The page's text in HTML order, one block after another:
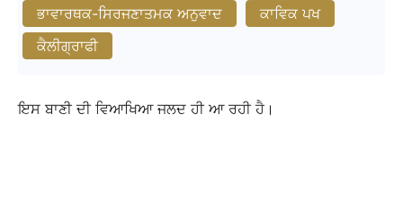
ਭਾਵਾਰਥਕ-ਸਿਰਜਣਾਤਮਕ ਅਨੁਵਾਦ
ਕਾਵਿਕ ਪਖ
ਕੈਲੀਗ੍ਰਾਫੀ
ਇਸ ਬਾਣੀ ਦੀ ਵਿਆਖਿਆ ਜਲਦ ਹੀ ਆ ਰਹੀ ਹੈ।